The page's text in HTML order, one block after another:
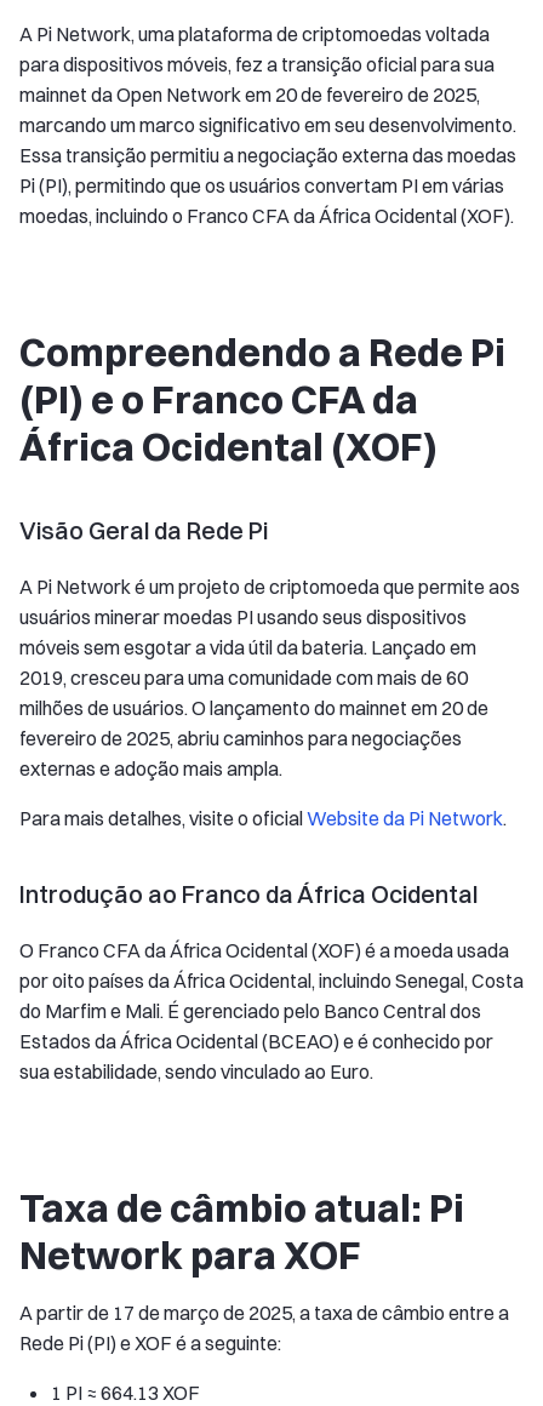
A Pi Network, uma plataforma de criptomoedas voltada
para dispositivos móveis, fez a transição oficial para sua
mainnet da Open Network em 20 de fevereiro de 2025,
marcando um marco significativo em seu desenvolvimento.
Essa transição permitiu a negociação externa das moedas
Pi (PI), permitindo que os usuários convertam PI em várias
moedas, incluindo o Franco CFA da África Ocidental (XOF).
Compreendendo a Rede Pi
(PI) e o Franco CFA da
África Ocidental (XOF)
Visão Geral da Rede Pi
A Pi Network é um projeto de criptomoeda que permite aos
usuários minerar moedas PI usando seus dispositivos
móveis sem esgotar a vida útil da bateria. Lançado em
2019, cresceu para uma comunidade com mais de 60
milhões de usuários. O lançamento do mainnet em 20 de
fevereiro de 2025, abriu caminhos para negociações
externas e adoção mais ampla.
Para mais detalhes, visite o oficialWebsite da Pi Network.
Introdução ao Franco da África Ocidental
O Franco CFA da África Ocidental (XOF) é a moeda usada
por oito países da África Ocidental, incluindo Senegal, Costa
do Marfim e Mali. É gerenciado pelo Banco Central dos
Estados da África Ocidental (BCEAO) e é conhecido por
sua estabilidade, sendo vinculado ao Euro.
Taxa de câmbio atual: Pi
Network para XOF
A partir de 17 de março de 2025, a taxa de câmbio entre a
Rede Pi (PI) e XOF é a seguinte:
1 PI ≈ 664.13 XOF